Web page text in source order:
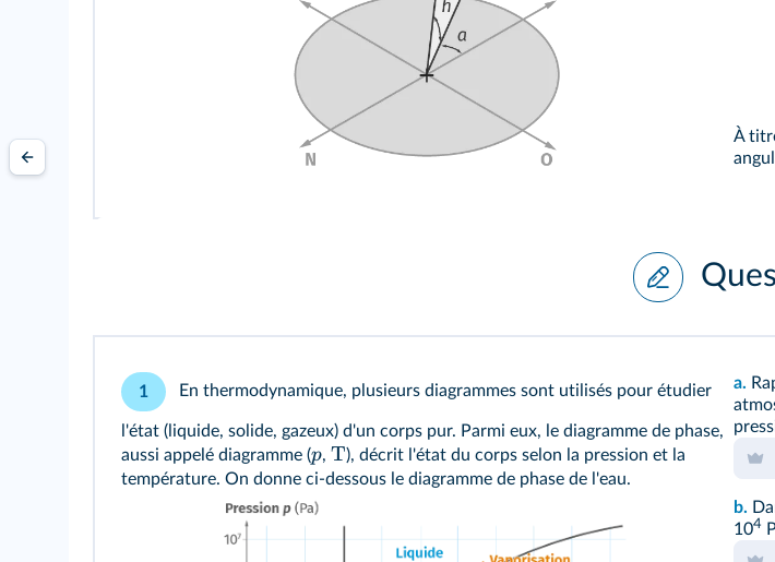
À
1 En thermodynamique, plusieurs diagrammes sont utilisés pour étudier
l'état (liquide, solide, gazeux) d'un corps pur. Parmi eux, le diagramme de phase,
aussi appelé diagramme (p, T), décrit l'état du corps selon la pression et la
température. On donne ci-dessous le diagramme de phase de l'eau.
a.
b.
104